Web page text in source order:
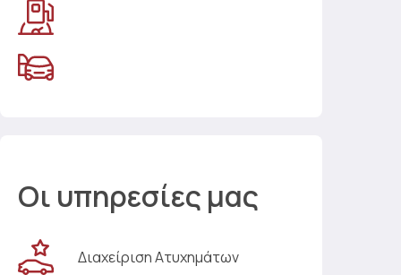
Οι υπηρεσίες μας
Διαχείριση Ατυχημάτων